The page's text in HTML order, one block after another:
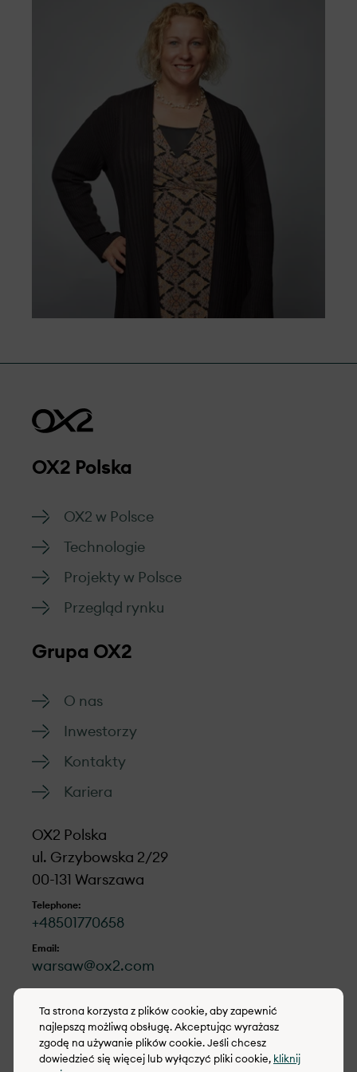
na przyrodę oraz podejmujemy
naszego celu, jakim jest budowa do 2030
roku farm wiatrowych i słonecznych o
pozytywnym wpływie na przyrodę.
Nasze projekty są zrównoważone z
założenia, od wczesnego planowania,
przez budowę, aż po zarządzanie.
przez nas skargi będą rozpatrywane z
szacunkiem, obiektywnie i skutecznie.
Przejdź do formularza
OX2 Polska
OX2 w Polsce
Technologie
Projekty w Polsce
Przegląd rynku
Grupa OX2
O nas
Inwestorzy
Kontakty
Kariera
OX2 Polska
ul. Grzybowska 2/29
00-131 Warszawa
Telephone:
+48501770658
Email:
warsaw@ox2.com
LinkedIn
Ta strona korzysta z plików cookie, aby zapewnić
najlepszą możliwą obsługę. Akceptując wyrażasz
zgodę na używanie plików cookie. Jeśli chcesz
dowiedzieć się więcej lub wyłączyć pliki cookie, kliknij